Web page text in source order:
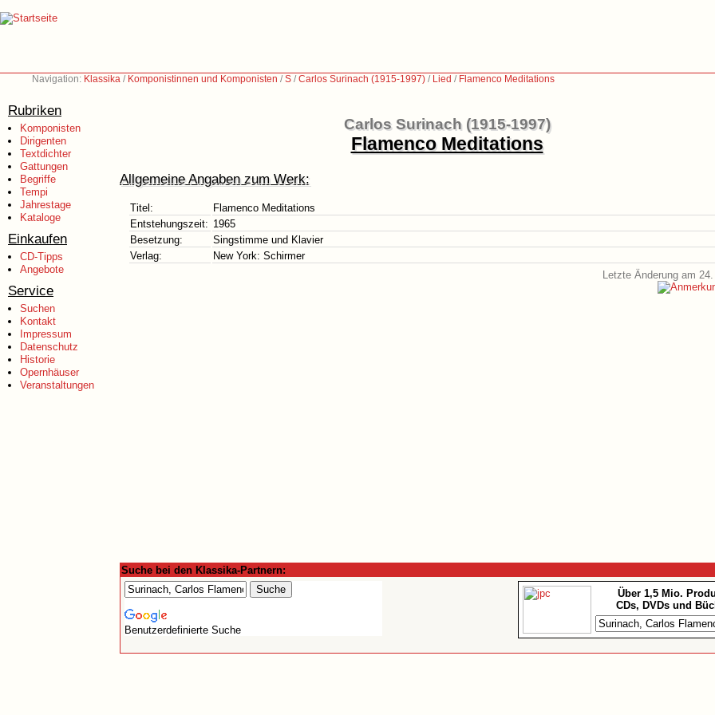
Navigation: Klassika / Komponistinnen und Komponisten /S /Carlos Surinach (1915-1997) / Lied / Flamenco Meditations
Rubriken
Komponisten
Dirigenten
Textdichter
Gattungen
Begriffe
Tempi
Jahrestage
Kataloge
Einkaufen
CD-Tipps
Angebote
Service
Suchen
Kontakt
Impressum
Datenschutz
Historie
Opernhäuser
Veranstaltungen
Carlos Surinach (1915-1997)
Flamenco Meditations
Allgemeine Angaben zum Werk:
Titel:
Flamenco Meditations
Entstehungszeit: 1965
Besetzung:
Singstimme und Klavier
Verlag:
New York: Schirmer
Letzte Änderung am
Suche bei den Klassika-Partnern:
Benutzerdefinierte Suche
Über 1,5 Mio.
CDs, DVDs und